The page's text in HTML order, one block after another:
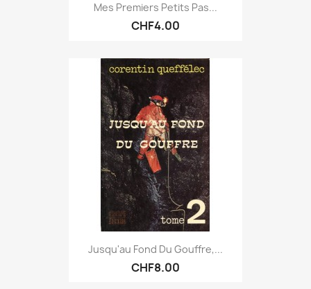
Mes Premiers Petits Pas...
CHF4.00
Jusqu'au Fond Du Gouffre,...
CHF8.00